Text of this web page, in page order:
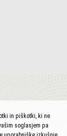
in piškotki, ki ne
soglasjem pa